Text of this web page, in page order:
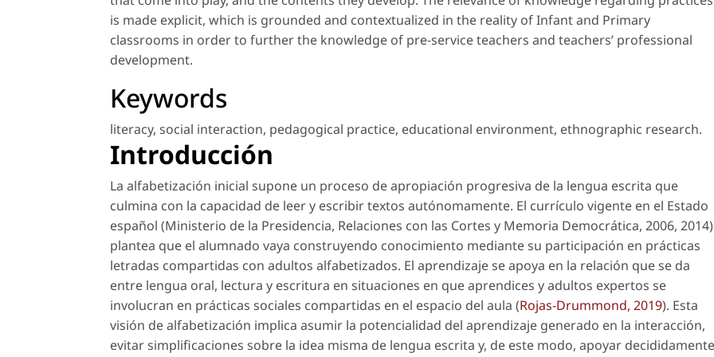
is made explicit, which is grounded and contextualized in the reality of Infant and Primary
classrooms in order to further the knowledge of pre-service teachers and teachers’ professional
development.
Keywords
literacy, social interaction, pedagogical practice, educational environment, ethnographic research.
Introducción
La alfabetización inicial supone un proceso de apropiación progresiva de la lengua escrita que
culmina con la capacidad de leer y escribir textos autónomamente. El currículo vigente en el Estado
español (Ministerio de la Presidencia, Relaciones con las Cortes y Memoria Democrática, 2006, 2014)
plantea que el alumnado vaya construyendo conocimiento mediante su participación en prácticas
letradas compartidas con adultos alfabetizados. El aprendizaje se apoya en la relación que se da
entre lengua oral, lectura y escritura en situaciones en que aprendices y adultos expertos se
involucran en prácticas sociales compartidas en el espacio del aula (Rojas-Drummond, 2019). Esta
visión de alfabetización implica asumir la potencialidad del aprendizaje generado en la interacción,
evitar simplificaciones sobre la idea misma de lengua escrita y, de este modo, apoyar decididamente